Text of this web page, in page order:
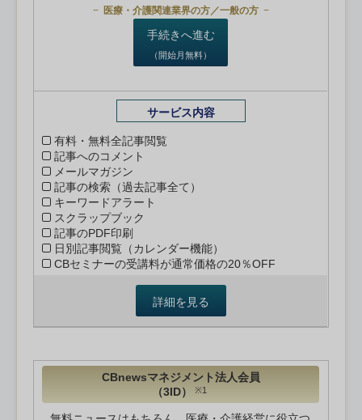
医療・介護関連業界の方／一般の方
手続きへ進む
（開始月無料）
サービス内容
有料・無料全記事閲覧
記事へのコメント
メールマガジン
記事の検索（過去記事全て）
キーワードアラート
スクラップブック
記事のPDF印刷
日別記事閲覧（カレンダー機能）
CBセミナーの受講料が通常価格の20％OFF
詳細を見る
CBnewsマネジメント法人会員
（3ID）
※1